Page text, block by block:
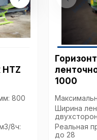
800
8ч:
1000
Ширина
Реальная
до 28